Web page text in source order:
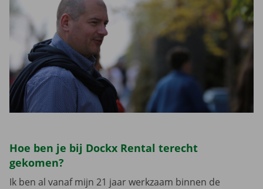
Hoe ben je bij Dockx Rental terecht
gekomen?
Ik ben al vanaf mijn 21 jaar werkzaam binnen de